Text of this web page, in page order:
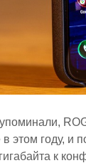
этом году, и
к